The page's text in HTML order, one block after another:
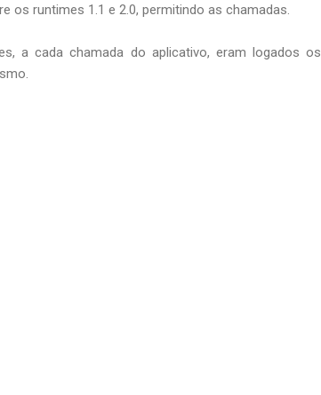
os runtimes 1.1 e 2.0, permitindo as chamadas.
a cada chamada do aplicativo, eram logados os